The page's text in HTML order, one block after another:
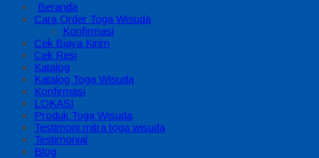
Beranda
Cara Order Toga Wisuda
Konfirmasi
Cek Biaya Kirim
Cek Resi
Katalog
Katalog Toga Wisuda
Konfirmasi
LOKASI
Produk Toga Wisuda
Testimoni mitra toga wisuda
Testimonial
Blog